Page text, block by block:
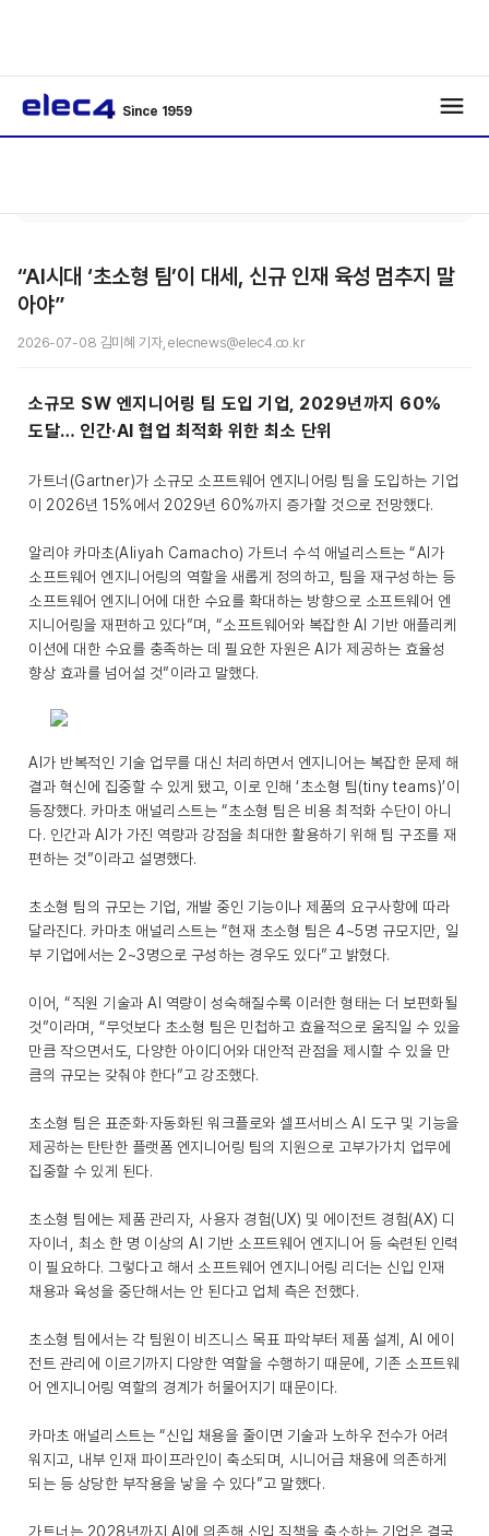
Since 1959
“AI시대 ‘초소형 팀’이 대세, 신규 인재 육성 멈추지 말
아야”
2026-07-08 김미혜 기자, elecnews@elec4.co.kr
소규모 SW 엔지니어링 팀 도입 기업, 2029년까지 60%
도달… 인간·AI 협업 최적화 위한 최소 단위
가트너(Gartner)가 소규모 소프트웨어 엔지니어링 팀을 도입하는 기업
이 2026년 15%에서 2029년 60%까지 증가할 것으로 전망했다.
알리야 카마초(Aliyah Camacho) 가트너 수석 애널리스트는 “AI가
소프트웨어 엔지니어링의 역할을 새롭게 정의하고, 팀을 재구성하는 등
소프트웨어 엔지니어에 대한 수요를 확대하는 방향으로 소프트웨어 엔
지니어링을 재편하고 있다”며, “소프트웨어와 복잡한 AI 기반 애플리케
이션에 대한 수요를 충족하는 데 필요한 자원은 AI가 제공하는 효율성
향상 효과를 넘어설 것”이라고 말했다.
AI가 반복적인 기술 업무를 대신 처리하면서 엔지니어는 복잡한 문제 해
결과 혁신에 집중할 수 있게 됐고, 이로 인해 ‘초소형 팀(tiny teams)’이
등장했다. 카마초 애널리스트는 “초소형 팀은 비용 최적화 수단이 아니
다. 인간과 AI가 가진 역량과 강점을 최대한 활용하기 위해 팀 구조를 재
편하는 것”이라고 설명했다.
초소형 팀의 규모는 기업, 개발 중인 기능이나 제품의 요구사항에 따라
달라진다. 카마초 애널리스트는 “현재 초소형 팀은 4~5명 규모지만, 일
부 기업에서는 2~3명으로 구성하는 경우도 있다”고 밝혔다.
이어, “직원 기술과 AI 역량이 성숙해질수록 이러한 형태는 더 보편화될
것”이라며, “무엇보다 초소형 팀은 민첩하고 효율적으로 움직일 수 있을
만큼 작으면서도, 다양한 아이디어와 대안적 관점을 제시할 수 있을 만
큼의 규모는 갖춰야 한다”고 강조했다.
초소형 팀은 표준화·자동화된 워크플로와 셀프서비스 AI 도구 및 기능을
제공하는 탄탄한 플랫폼 엔지니어링 팀의 지원으로 고부가가치 업무에
집중할 수 있게 된다.
초소형 팀에는 제품 관리자, 사용자 경험(UX) 및 에이전트 경험(AX) 디
자이너, 최소 한 명 이상의 AI 기반 소프트웨어 엔지니어 등 숙련된 인력
이 필요하다. 그렇다고 해서 소프트웨어 엔지니어링 리더는 신입 인재
채용과 육성을 중단해서는 안 된다고 업체 측은 전했다.
초소형 팀에서는 각 팀원이 비즈니스 목표 파악부터 제품 설계, AI 에이
전트 관리에 이르기까지 다양한 역할을 수행하기 때문에, 기존 소프트웨
어 엔지니어링 역할의 경계가 허물어지기 때문이다.
카마초 애널리스트는 “신입 채용을 줄이면 기술과 노하우 전수가 어려
워지고, 내부 인재 파이프라인이 축소되며, 시니어급 채용에 의존하게
되는 등 상당한 부작용을 낳을 수 있다”고 말했다.
가트너는 2028년까지 AI에 의존해 신입 직책을 축소하는 기업은 결국